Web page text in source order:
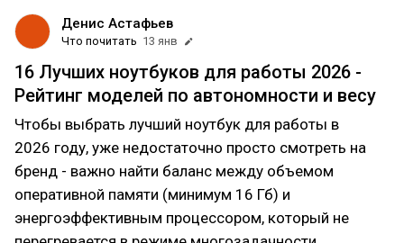
Денис Астафьев
Что почитать 13 янв
16 Лучших ноутбуков для работы 2026 -
Рейтинг моделей по автономности и весу
Чтобы выбрать лучший ноутбук для работы в
2026 году, уже недостаточно просто смотреть на
бренд - важно найти баланс между объемом
оперативной памяти (минимум 16 Гб) и
энергоэффективным процессором, который не